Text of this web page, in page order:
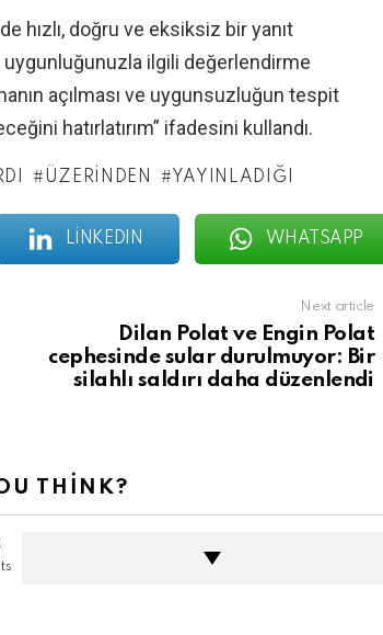
hızlı, doğru ve eksiksiz bir yanıt
uygunluğunuzla ilgili değerlendirme
açılması ve uygunsuzluğun tespit
hatırlatırım” ifadesini kullandı.
ÜZERINDEN YAYINLADIĞI
LINKEDIN WHATSAPP
Next article
Dilan Polat ve Engin Polat
cephesinde sular durulmuyor: Bir
silahlı saldırı daha düzenlendi
THINK?